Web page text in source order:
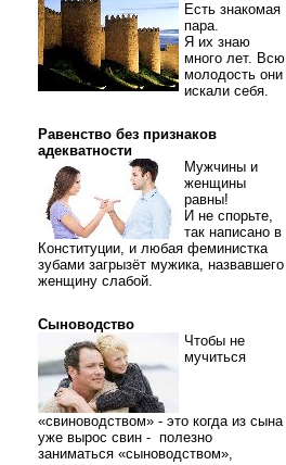
Есть знакомая
пара.
Я их знаю
много лет. Всю
молодость они
искали себя.
Равенство без признаков
адекватности
Мужчины и
женщины
равны!
И не спорьте,
так написано в
Конституции, и любая феминистка
зубами загрызёт мужика, назвавшего
женщину слабой.
Сыноводство
Чтобы не
мучиться
«свиноводством» - это когда из сына
уже вырос свин - полезно
заниматься «сыноводством»,